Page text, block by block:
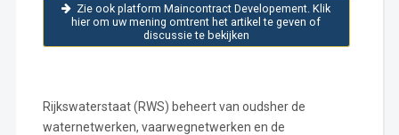
Zie ook platform Maincontract Developement. Klik
hier om uw mening omtrent het artikel te geven of
discussie te bekijken
Rijkswaterstaat (RWS) beheert van oudsher de
waternetwerken, vaarwegnetwerken en de